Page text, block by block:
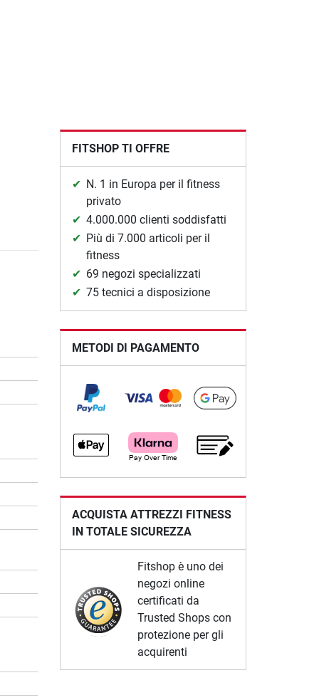
FITSHOP TI OFFRE
N. 1 in Europa per il fitness
privato
4.000.000 clienti soddisfatti
Più di 7.000 articoli per il
fitness
69 negozi specializzati
75 tecnici a disposizione
METODI DI PAGAMENTO
ACQUISTA ATTREZZI FITNESS
IN TOTALE SICUREZZA
Fitshop è uno dei
negozi online
certificati da
Trusted Shops con
protezione per gli
acquirenti